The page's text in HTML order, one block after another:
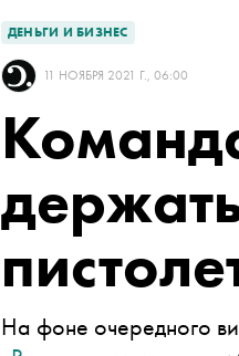
ДЕНЬГИ И БИЗНЕС
11 НОЯБРЯ 2021 Г., 06:00
На фоне очередного